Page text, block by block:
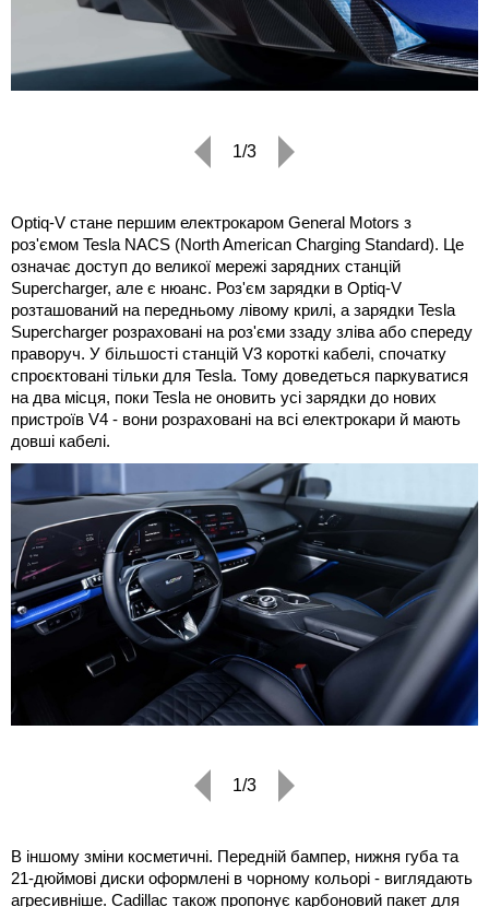
1/3
Optiq-V стане першим електрокаром General Motors з
роз'ємом Tesla NACS (North American Charging Standard). Це
означає доступ до великої мережі зарядних станцій
Supercharger, але є нюанс. Роз'єм зарядки в Optiq-V
розташований на передньому лівому крилі, а зарядки Tesla
Supercharger розраховані на роз'єми ззаду зліва або спереду
праворуч. У більшості станцій V3 короткі кабелі, спочатку
спроєктовані тільки для Tesla. Тому доведеться паркуватися
на два місця, поки Tesla не оновить усі зарядки до нових
пристроїв V4 - вони розраховані на всі електрокари й мають
довші кабелі.
1/3
В іншому зміни косметичні. Передній бампер, нижня губа та
21-дюймові диски оформлені в чорному кольорі - виглядають
агресивніше. Cadillac також пропонує карбоновий пакет для